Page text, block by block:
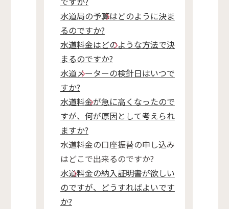
水道局の予算はどのように決ま
るのですか?
水道料金はどのような方法で決
まるのですか?
水道メーターの検針日はいつで
すか?
水道料金が急に高くなったので
すが、何が原因として考えられ
ますか?
水道料金の口座振替の申し込み
はどこで出来るのですか?
水道料金の納入証明書が欲しい
のですが、どうすればよいです
か?